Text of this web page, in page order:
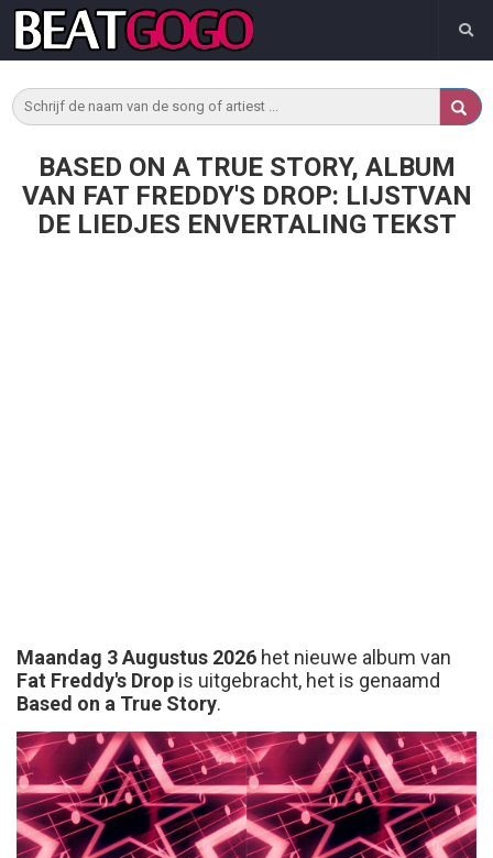
BASED ON A TRUE STORY, ALBUM
VAN FAT FREDDY'S DROP: LIJSTVAN
DE LIEDJES ENVERTALING TEKST
Maandag 3 Augustus 2026 het nieuwe album van
Fat Freddy's Drop is uitgebracht, het is genaamd
Based on a True Story.